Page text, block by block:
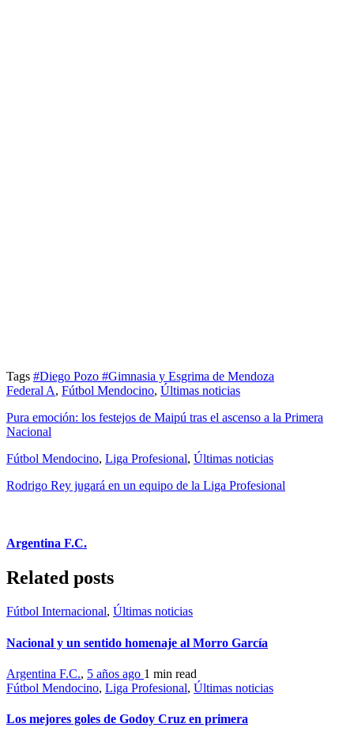
Tags #Diego Pozo #Gimnasia y Esgrima de Mendoza
Federal A, Fútbol Mendocino, Últimas noticias
Pura emoción: los festejos de Maipú tras el ascenso a la Primera
Nacional
Fútbol Mendocino, Liga Profesional, Últimas noticias
Rodrigo Rey jugará en un equipo de la Liga Profesional
Argentina F.C.
Related posts
Fútbol Internacional, Últimas noticias
Nacional y un sentido homenaje al Morro García
Argentina F.C., 5 años ago 1 min read
Fútbol Mendocino, Liga Profesional, Últimas noticias
Los mejores goles de Godoy Cruz en primera